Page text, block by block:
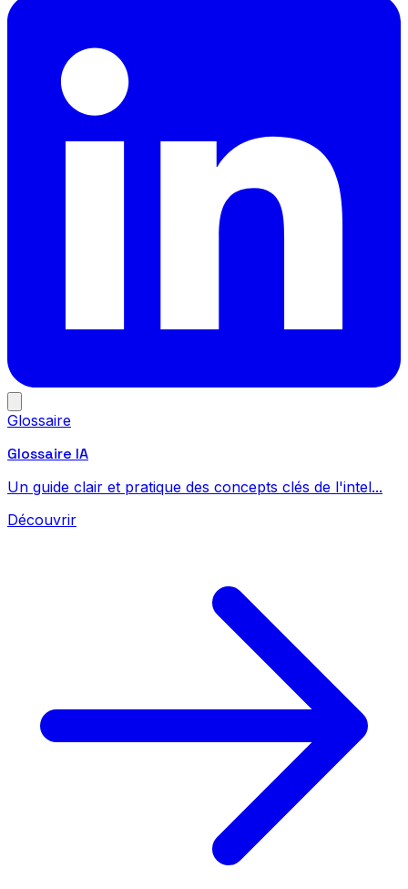
Glossaire
Glossaire IA
Un guide clair et pratique des concepts clés de l'intel...
Découvrir